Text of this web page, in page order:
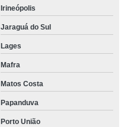
Irineópolis
Jaraguá do Sul
Lages
Mafra
Matos Costa
Papanduva
Porto União